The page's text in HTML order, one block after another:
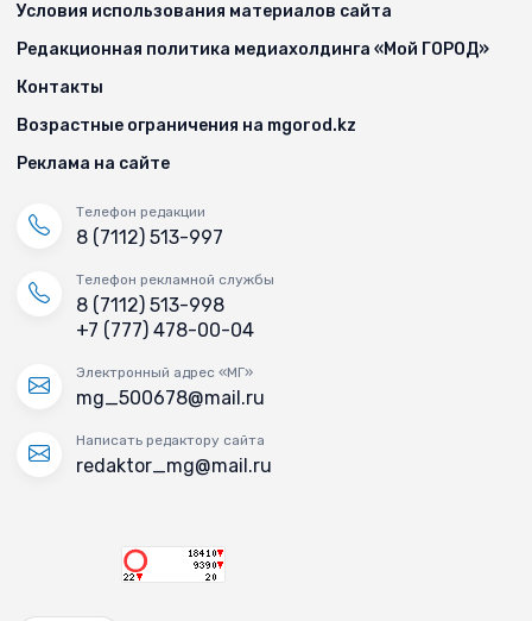
Условия использования материалов сайта
Редакционная политика медиахолдинга «Мой ГОРОД»
Контакты
Возрастные ограничения на mgorod.kz
Реклама на сайте
Телефон редакции
8 (7112) 513-997
Телефон рекламной службы
8 (7112) 513-998
+7 (777) 478-00-04
Электронный адрес «МГ»
mg_500678@mail.ru
Написать редактору сайта
redaktor_mg@mail.ru